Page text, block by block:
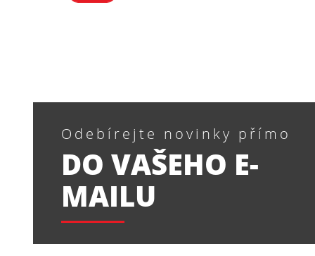
Odebírejte novinky přímo
DO VAŠEHO E-
MAILU